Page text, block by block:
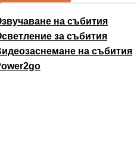
на събития
за събития
на събития